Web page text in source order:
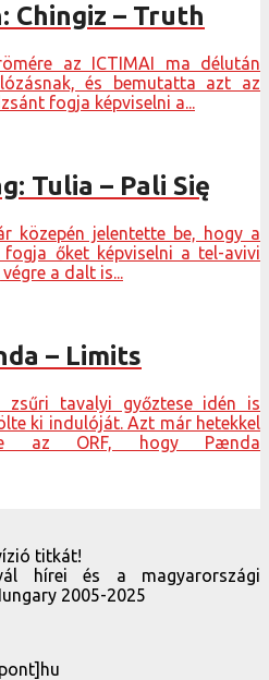
Chingiz – Truth
az ICTIMAI ma délután
és bemutatta azt az
fogja képviselni a...
Tulia – Pali Się
közepén jelentette be, hogy a
őket képviselni a tel-avivi
a dalt is...
– Limits
zsűri tavalyi győztese idén is
ki indulóját. Azt már hetekkel
az ORF, hogy Pænda
titkát!
hírei és a magyarországi
2005-2025